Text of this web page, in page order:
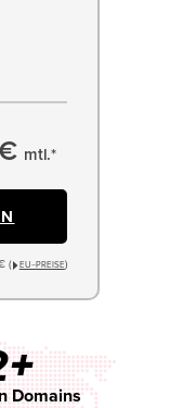
mtl.*
( EU−PREISE)
Domains